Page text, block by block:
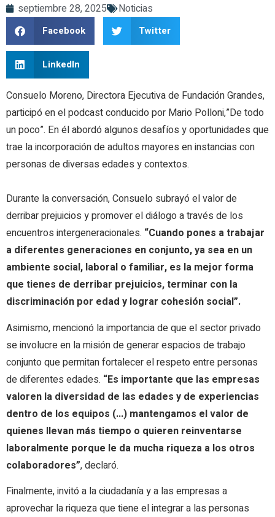
septiembre 28, 2025 Noticias
Facebook Twitter
LinkedIn
Consuelo Moreno, Directora Ejecutiva de Fundación Grandes,
participó en el podcast conducido por Mario Polloni,”De todo
un poco”. En él abordó algunos desafíos y oportunidades que
trae la incorporación de adultos mayores en instancias con
personas de diversas edades y contextos.
Durante la conversación, Consuelo subrayó el valor de
derribar prejuicios y promover el diálogo a través de los
encuentros intergeneracionales. “Cuando pones a trabajar
a diferentes generaciones en conjunto, ya sea en un
ambiente social, laboral o familiar, es la mejor forma
que tienes de derribar prejuicios, terminar con la
discriminación por edad y lograr cohesión social”.
Asimismo, mencionó la importancia de que el sector privado
se involucre en la misión de generar espacios de trabajo
conjunto que permitan fortalecer el respeto entre personas
de diferentes edades. “Es importante que las empresas
valoren la diversidad de las edades y de experiencias
dentro de los equipos (…) mantengamos el valor de
quienes llevan más tiempo o quieren reinventarse
laboralmente porque le da mucha riqueza a los otros
colaboradores”, declaró.
Finalmente, invitó a la ciudadanía y a las empresas a
aprovechar la riqueza que tiene el integrar a las personas